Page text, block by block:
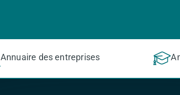
Annuaire des entreprises